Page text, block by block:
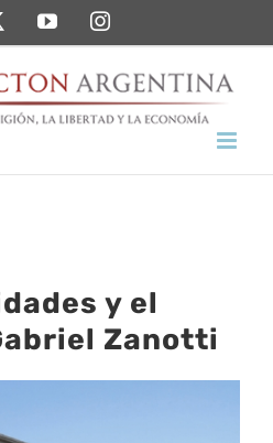
TwitterYouTubeInstagram
y el
Zanotti